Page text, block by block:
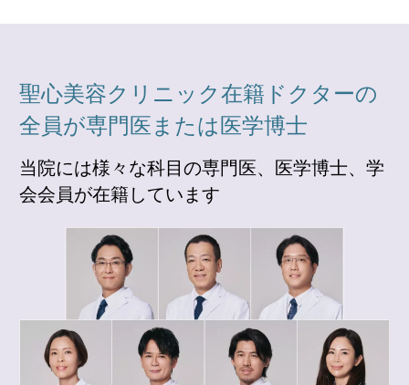
聖心美容クリニック在籍ドクターの
全員が専門医または医学博士
当院には様々な科目の専門医、医学博士、学
会会員が在籍しています